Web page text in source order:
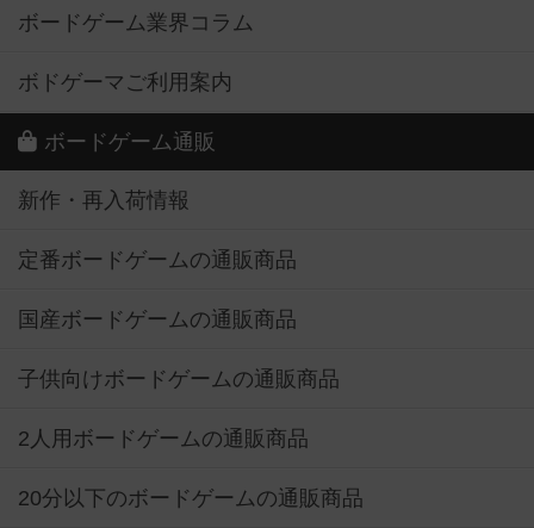
ボードゲーム業界コラム
ボドゲーマご利用案内
ボードゲーム通販
新作・再入荷情報
定番ボードゲームの通販商品
国産ボードゲームの通販商品
子供向けボードゲームの通販商品
2人用ボードゲームの通販商品
20分以下のボードゲームの通販商品